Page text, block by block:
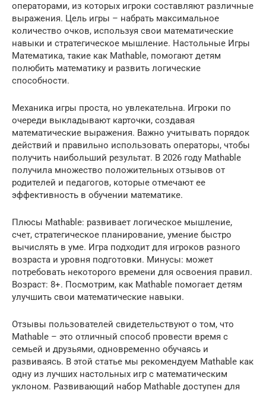
операторами, из которых игроки составляют различные
выражения. Цель игры – набрать максимальное
количество очков, используя свои математические
навыки и стратегическое мышление. Настольные Игры
Математика, такие как Mathable, помогают детям
полюбить математику и развить логические
способности.
Механика игры проста, но увлекательна. Игроки по
очереди выкладывают карточки, создавая
математические выражения. Важно учитывать порядок
действий и правильно использовать операторы, чтобы
получить наибольший результат. В 2026 году Mathable
получила множество положительных отзывов от
родителей и педагогов, которые отмечают ее
эффективность в обучении математике.
Плюсы Mathable: развивает логическое мышление,
счет, стратегическое планирование, умение быстро
вычислять в уме. Игра подходит для игроков разного
возраста и уровня подготовки. Минусы: может
потребовать некоторого времени для освоения правил.
Возраст: 8+. Посмотрим, как Mathable помогает детям
улучшить свои математические навыки.
Отзывы пользователей свидетельствуют о том, что
Mathable – это отличный способ провести время с
семьей и друзьями, одновременно обучаясь и
развиваясь. В этой статье мы рекомендуем Mathable как
одну из лучших настольных игр с математическим
уклоном. Развивающий набор Mathable доступен для